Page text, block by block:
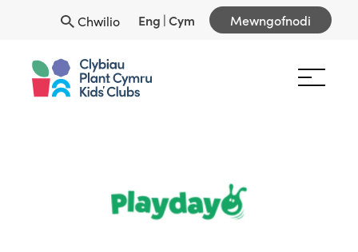
Chwilio Eng |Cym Mewngofnodi